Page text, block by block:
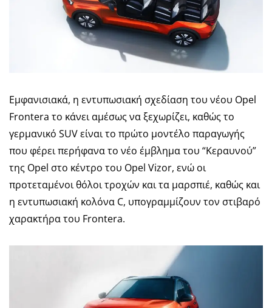
Εμφανισιακά, η εντυπωσιακή σχεδίαση του νέου Opel
Frontera το κάνει αμέσως να ξεχωρίζει, καθώς το
γερμανικό SUV είναι το πρώτο μοντέλο παραγωγής
που φέρει περήφανα το νέο έμβλημα του “Κεραυνού”
της Opel στο κέντρο του Opel Vizor, ενώ οι
προτεταμένοι θόλοι τροχών και τα μαρσπιέ, καθώς και
η εντυπωσιακή κολόνα C, υπογραμμίζουν τον στιβαρό
χαρακτήρα του Frontera.